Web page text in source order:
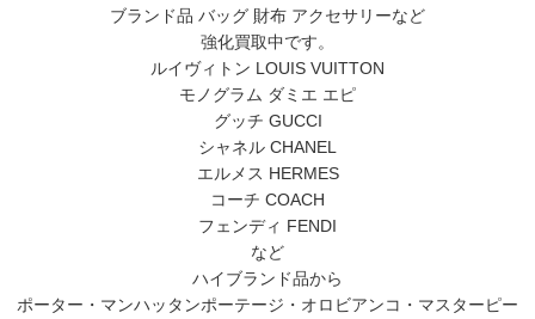
ブランド品 バッグ 財布 アクセサリーなど
強化買取中です。
ルイヴィトン LOUIS VUITTON
モノグラム ダミエ エピ
グッチ GUCCI
シャネル CHANEL
エルメス HERMES
コーチ COACH
フェンディ FENDI
など
ハイブランド品から
ポーター・マンハッタンポーテージ・オロビアンコ・マスターピー